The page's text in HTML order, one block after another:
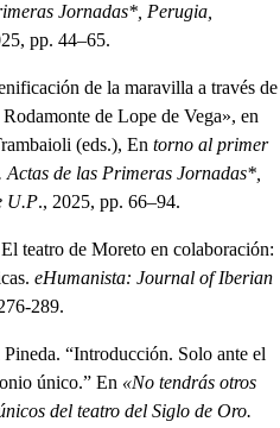
Jornadas*, Perugia,
pp. 44–65.
de la maravilla a través de
de Lope de Vega», en
(eds.), En torno al primer
de las Primeras Jornadas*,
U.P., 2025, pp. 66–94.
teatro de Moreto en colaboración:
eHumanista: Journal of Iberian
289.
“Introducción. Solo ante el
único.” En «No tendrás otros
del teatro del Siglo de Oro.